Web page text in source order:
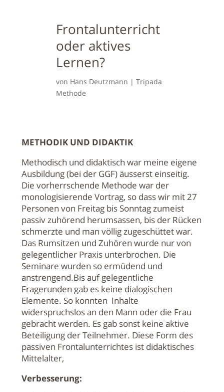
Frontalunterricht
oder aktives
Lernen?
von Hans Deutzmann | Tripada
Methode
METHODIK UND DIDAKTIK
Methodisch und didaktisch war meine eigene
Ausbildung (bei der GGF) äusserst einseitig.
Die vorherrschende Methode war der
monologisierende Vortrag, so dass wir mit 27
Personen von Freitag bis Sonntag zumeist
passiv zuhörend herumsassen, bis der Rücken
schmerzte und man völlig zugeschüttet war.
Das Rumsitzen und Zuhören wurde nur von
gelegentlicher Praxis unterbrochen. Die
Seminare wurden so ermüdend und
anstrengend.Bis auf gelegentliche
Fragerunden gab es keine dialogischen
Elemente. So konnten Inhalte
widerspruchslos an den Mann oder die Frau
gebracht werden. Es gab sonst keine aktive
Beteiligung der Teilnehmer. Diese Form des
passiven Frontalunterrichtes ist didaktisches
Mittelalter,
Verbesserung: